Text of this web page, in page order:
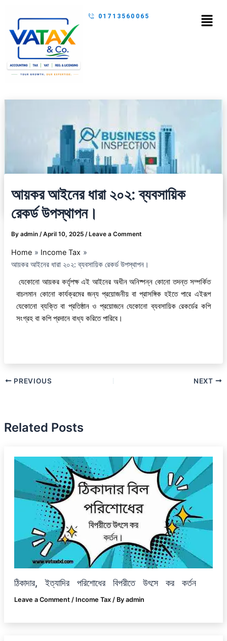
content
01713560065 Menu
আয়কর আইনের ধারা ২০২: ব্যবসায়িক
রেকর্ড উপস্থাপন।
Byadmin /April 10, 2025 /Leave a Comment
Home
Income Tax
আয়কর আইনের ধারা ২০২: ব্যবসায়িক রেকর্ড উপস্থাপন।
যেকোনো আয়কর কর্তৃপক্ষ এই আইনের অধীন অনিষ্পন্ন কোনো তদন্ত সম্পর্কিত
বাচলমান কোনো কার্যক্রমের জন্য প্রয়োজনীয় বা প্রাসঙ্গিক হইতে পারে এইরূপ
যেকোনো ব্যক্তি বা প্রতিষ্ঠান ও প্রয়োজনে যেকোনো ব্যবসায়িক রেকর্ডের কপি
সংগ্রহ বা কপি প্রদানে বাধ্য করিতে পারিবে।
PREVIOUS NEXT
Related Posts
ঠিকাদার, ইত্যাদির পরিশোধের বিপরীতে উৎসে কর কর্তন
Leave a Comment / Income Tax/ By admin